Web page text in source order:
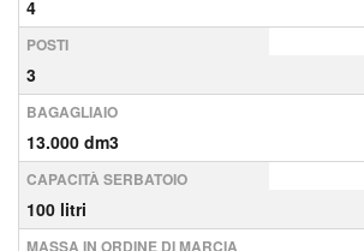
4
POSTI
3
BAGAGLIAIO
13.000 dm3
CAPACITÀ SERBATOIO
100 litri
MASSA IN ORDINE DI MARCIA